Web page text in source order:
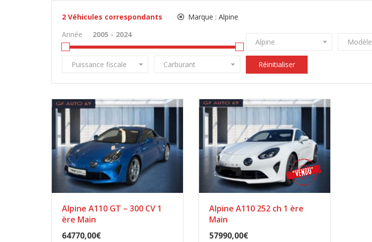
2 Véhicules correspondants Marque : Alpine
Année
Alpine Modèle
Puissance fiscale Carburant Réinitialiser
Alpine A110 GT – 300 CV 1
ère Main
64770,00€
Alpine A110 252 ch 1 ère
Main
57990,00€